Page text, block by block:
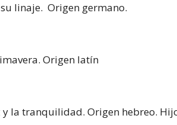
linaje. Origen germano.
Origen latín
y la tranquilidad. Origen hebreo.